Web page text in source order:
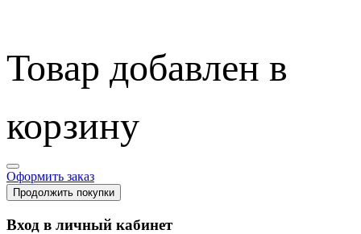
Товар добавлен в
корзину
Оформить заказ
Продолжить покупки
Вход в личный кабинет